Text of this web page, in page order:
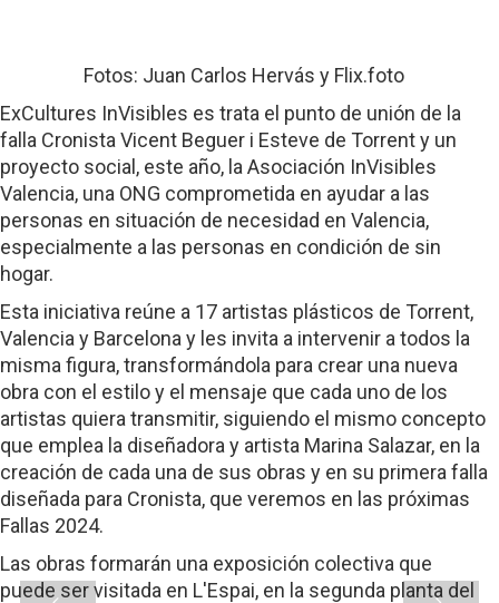
Fotos: Juan Carlos Hervás y Flix.foto
ExCultures InVisibles es trata el punto de unión de la
falla Cronista Vicent Beguer i Esteve de Torrent y un
proyecto social, este año, la Asociación InVisibles
Valencia, una ONG comprometida en ayudar a las
personas en situación de necesidad en Valencia,
especialmente a las personas en condición de sin
hogar.
Esta iniciativa reúne a 17 artistas plásticos de Torrent,
Valencia y Barcelona y les invita a intervenir a todos la
misma fi­gura, transformándola para crear una nueva
obra con el estilo y el mensaje que cada uno de los
artistas quiera transmitir, siguiendo el mismo concepto
que emplea la diseñadora y artista Marina Salazar, en la
creación de cada una de sus obras y en su primera falla
diseñada para Cronista, que veremos en las próximas
Fallas 2024.
Las obras formarán una exposición colectiva que
puede ser visitada en L'Espai, en la segunda planta del